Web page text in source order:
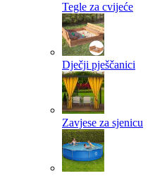
Tegle za cvijeće
Dječji pješčanici
Zavjese za sjenicu